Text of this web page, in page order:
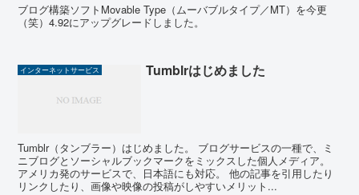
ブログ構築ソフトMovable Type（ムーバブルタイプ／MT）を今更
（笑）4.92にアップグレードしました。
インターネットサービス Tumblrはじめました
Tumblr（タンブラー）はじめました。 ブログサービスの一種で、ミ
ニブログとソーシャルブックマークをミックスした個人メディア。
アメリカ発のサービスで、日本語にも対応。 他の記事を引用したり
リンクしたり、画像や映像の投稿がしやすいメリット...